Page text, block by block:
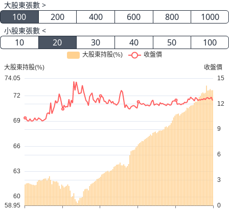
大股東張數 >
100 200 400 600 800 1000
小股東張數 <
10 20 30 40 50 100